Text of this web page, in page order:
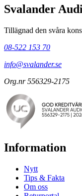
Svalander
Tillägnad den svåra
08-522 153 70
info@svalander.se
Org.nr 556329-2175
Information
Nytt
Tips & Fakta
Om oss